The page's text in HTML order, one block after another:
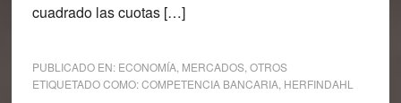
cuadrado las cuotas […]
PUBLICADO EN: ECONOMÍA, MERCADOS, OTROS
ETIQUETADO COMO:COMPETENCIA BANCARIA, HERFINDAHL